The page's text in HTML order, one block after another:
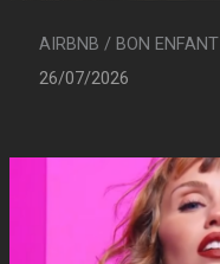
AIRBNB / BON ENFANT
26/07/2026